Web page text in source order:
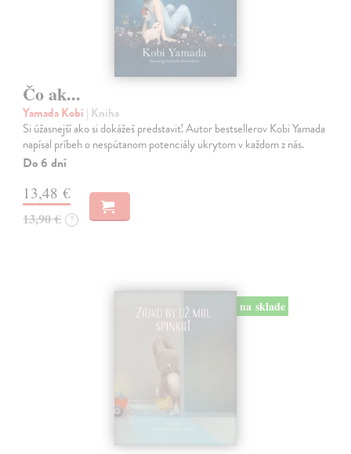
Čo ak...
Yamada Kobi | Kniha
Si úžasnejší ako si dokážeš predstaviť. Autor bestsellerov Kobi Yamada
napísal príbeh o nespútanom potenciály ukrytom v každom z nás.
Do 6 dní
13,48 €
13,90 € ?
na sklade